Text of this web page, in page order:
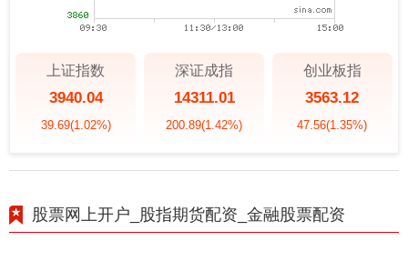
上证指数
3940.04
39.69(1.02%)
深证成指
14311.01
200.89(1.42%)
创业板指
3563.12
47.56(1.35%)
股票网上开户_股指期货配资_金融股票配资